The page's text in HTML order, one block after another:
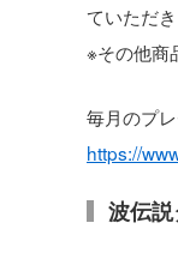
ていただき
※その他商
毎月のプ
https://
波伝